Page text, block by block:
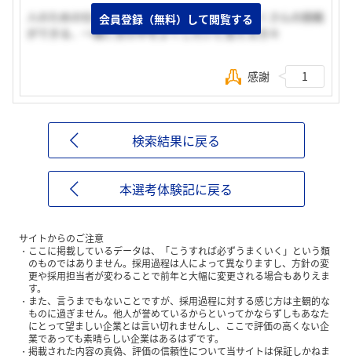
人のための仕事ができるから、若いうちからたくさんの挑戦
ができる、一緒に世の中をよくしたいと思える方々
会員登録（無料）して閲覧する
感謝 1
検索結果に戻る
本選考体験記に戻る
サイトからのご注意
ここに掲載しているデータは、「こうすれば必ずうまくいく」という類
のものではありません。採用過程は人によって異なりますし、方針の変
更や採用担当者が変わることで前年と大幅に変更される場合もありえま
す。
また、言うまでもないことですが、採用過程に対する感じ方は主観的な
ものに過ぎません。他人が誉めているからといってかならずしもあなた
にとって望ましい企業とは言い切れませんし、ここで評価の高くない企
業であっても素晴らしい企業はあるはずです。
掲載された内容の真偽、評価の信頼性について当サイトは保証しかねま